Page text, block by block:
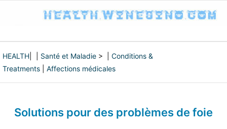
HEALTH Santé et Maladie > | Conditions &
Treatments
Affections médicales
Solutions pour des problèmes de foie